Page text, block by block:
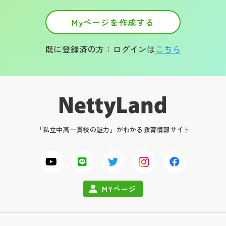
Myページを作成する
既に登録済の方：ログインはこちら
「私立中高一貫校の魅力」がわかる教育情報サイト
MYページ